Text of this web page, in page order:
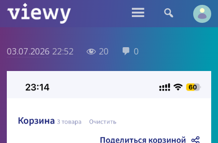
 
03.07.2026 22:52  20  0